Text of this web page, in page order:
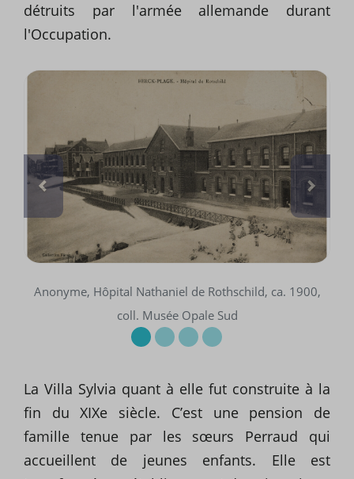
détruits par l'armée allemande durant
l'Occupation.
Anonyme, Hôpital Nathaniel de Rothschild, ca. 1900,
coll. Musée Opale Sud
La Villa Sylvia quant à elle fut construite à la
fin du XIXe siècle. C’est une pension de
famille tenue par les sœurs Perraud qui
accueillent de jeunes enfants. Elle est